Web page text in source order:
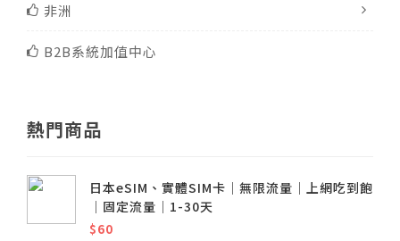
非洲
B2B系統加值中心
熱門商品
日本eSIM、實體SIM卡│無限流量│上網吃到飽
│固定流量│1-30天
$60